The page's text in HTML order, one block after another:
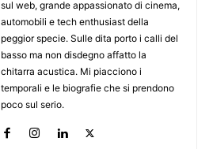
sul web, grande appassionato di cinema,
automobili e tech enthusiast della
peggior specie. Sulle dita porto i calli del
basso ma non disdegno affatto la
chitarra acustica. Mi piacciono i
temporali e le biografie che si prendono
poco sul serio.